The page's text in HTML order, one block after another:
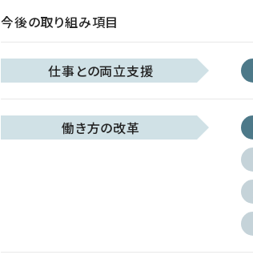
今後の取り組み項目
仕事との両立支援
働き方の改革